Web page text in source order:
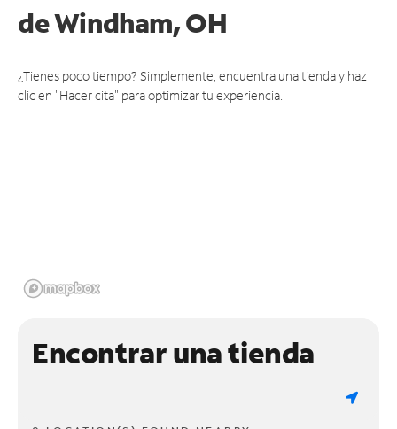
deWindham, OH
¿Tienes poco tiempo? Simplemente, encuentra una tienda y haz
clic en "Hacer cita" para optimizar tu experiencia.
Encontrar una tienda